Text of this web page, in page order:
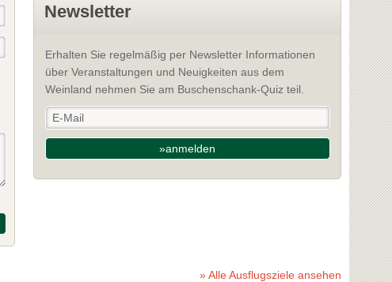
Newsletter
Erhalten Sie regelmäßig per Newsletter Informationen
über Veranstaltungen und Neuigkeiten aus dem
Weinland nehmen Sie am Buschenschank-Quiz teil.
»anmelden
» Alle Ausflugsziele ansehen